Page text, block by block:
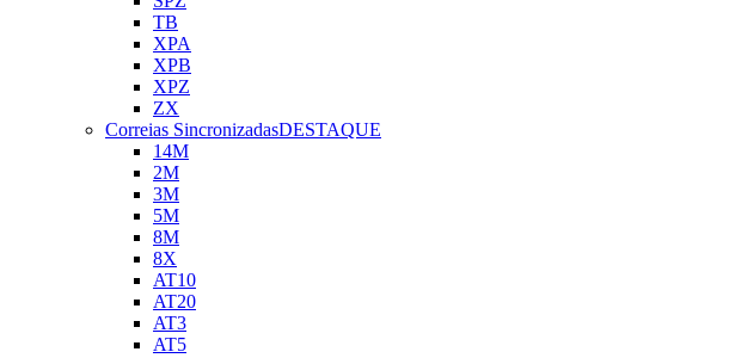
TB
XPA
XPB
XPZ
ZX
Correias SincronizadasDESTAQUE
14M
2M
3M
5M
8M
8X
AT10
AT20
AT3
AT5